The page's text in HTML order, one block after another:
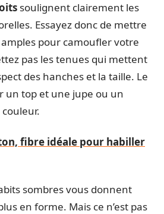
soulignent clairement les
Essayez donc de mettre
pour camoufler votre
pas les tenues qui mettent
des hanches et la taille. Le
un top et une jupe ou un
fibre idéale pour habiller
sombres vous donnent
en forme. Mais ce n’est pas